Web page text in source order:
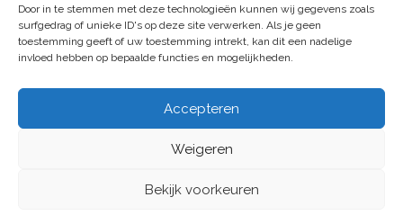
Door in te stemmen met deze technologieën kunnen wij gegevens zoals
surfgedrag of unieke ID's op deze site verwerken. Als je geen
toestemming geeft of uw toestemming intrekt, kan dit een nadelige
invloed hebben op bepaalde functies en mogelijkheden.
Accepteren
Weigeren
Bekijk voorkeuren
Bureau Beke ontwikkelt jeugdmonitor Aruba
GROEP
ALGEMENE VOORWAARDEN
PUBLICATIES PROJECTEN BUREAU